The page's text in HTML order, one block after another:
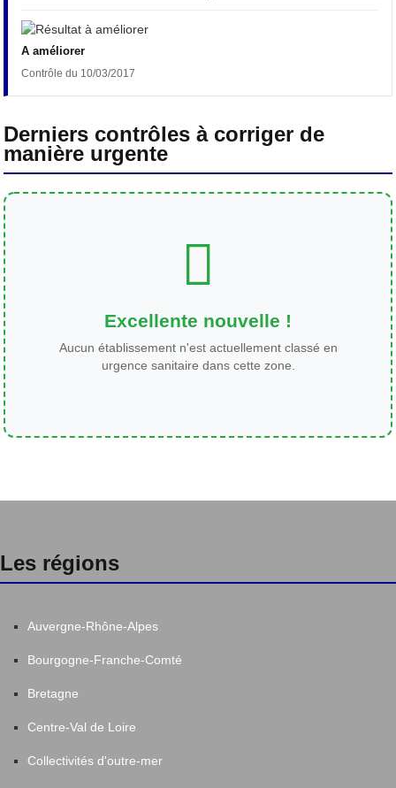
A améliorer
Contrôle du 10/03/2017
Derniers contrôles à corriger de
manière urgente
Excellente nouvelle !
Aucun établissement n'est actuellement classé en
urgence sanitaire dans cette zone.
Les régions
Auvergne-Rhône-Alpes
Bourgogne-Franche-Comté
Bretagne
Centre-Val de Loire
Collectivités d'outre-mer